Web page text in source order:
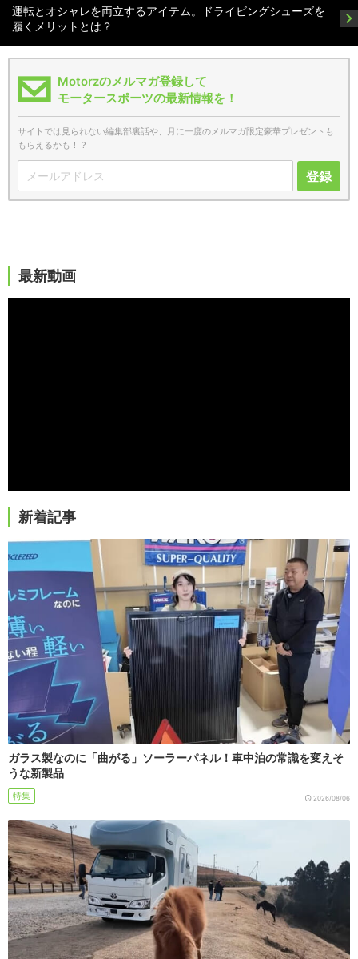
運転とオシャレを両立するアイテム。ドライビングシューズを
履くメリットとは？
Motorzのメルマガ登録して
モータースポーツの最新情報を！
サイトでは見られない編集部裏話や、月に一度のメルマガ限定豪華プレゼントも
もらえるかも！？
登録
最新動画
新着記事
ガラス製なのに「曲がる」ソーラーパネル！車中泊の常識を変えそ
うな新製品
特集 2026/08/06